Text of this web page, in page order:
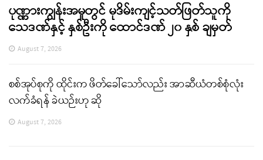
ပုဏ္ဏားကျွန်းအမှုတွင် မုဒိမ်းကျင့်သတ်ဖြတ်သူကို
သေဒဏ်နှင့် နှစ်ဦးကို ထောင်ဒဏ် ၂၀ နှစ် ချမှတ်
August 7, 2026
စစ်အုပ်စုကို ထိုင်းက ဖိတ်ခေါ်သော်လည်း အာဆီယံတစ်စုံလုံး
လက်ခံရန် ခဲယဉ်းဟု ဆို
August 7, 2026